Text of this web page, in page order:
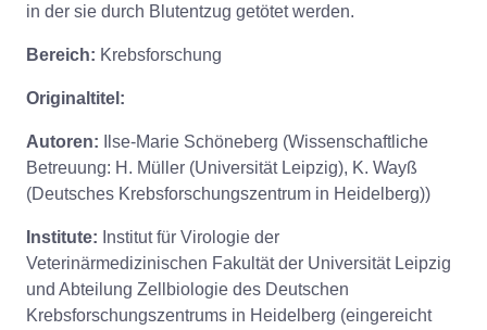
in der sie durch Blutentzug getötet werden.
Bereich: Krebsforschung
Originaltitel:
Autoren:
Ilse-Marie Schöneberg (Wissenschaftliche
Betreuung: H. Müller (Universität Leipzig), K. Wayß
(Deutsches Krebsforschungszentrum in Heidelberg))
Institute: Institut für Virologie der
Veterinärmedizinischen Fakultät der Universität Leipzig
und Abteilung Zellbiologie des Deutschen
Krebsforschungszentrums in Heidelberg (eingereicht